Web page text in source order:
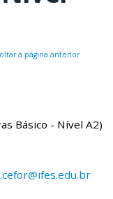
à página anterior
Básico - Nível A2)